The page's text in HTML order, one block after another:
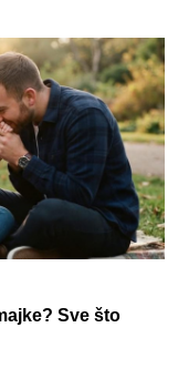
Sve što